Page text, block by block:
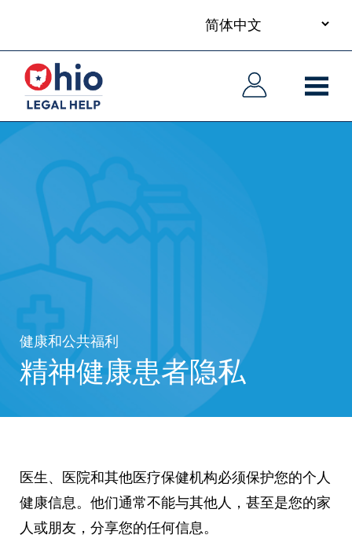
main
content
language
主
导
航
主
导
航
健康和公共福利
精神健康患者隐私
医生、医院和其他医疗保健机构必须保护您的个人
健康信息。他们通常不能与其他人，甚至是您的家
人或朋友，分享您的任何信息。